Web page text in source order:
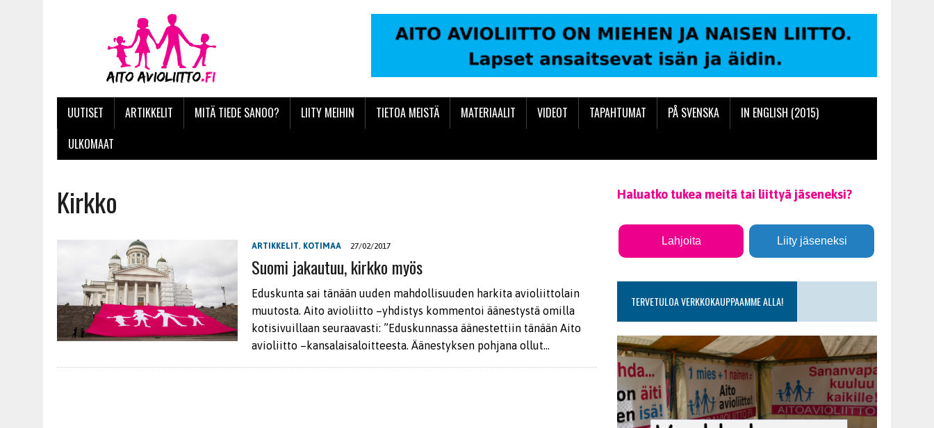
UUTISET ARTIKKELIT MITÄ TIEDE SANOO? LIITY MEIHIN TIETOA MEISTÄ MATERIAALIT VIDEOT TAPAHTUMAT PÅ SVENSKA
IN ENGLISH (2015)
ULKOMAAT
Kirkko
ARTIKKELIT, KOTIMAA 27/02/2017
Suomi jakautuu, kirkko myös
Eduskunta sai tänään uuden mahdollisuuden harkita avioliittolain
muutosta. Aito avioliitto –yhdistys kommentoi äänestystä omilla
kotisivuillaan seuraavasti: ”Eduskunnassa äänestettiin tänään Aito
avioliitto –kansalaisaloitteesta. Äänestyksen pohjana ollut…
Haluatko tukea meitä tai liittyä jäseneksi?
Lahjoita Liity jäseneksi
TERVETULOA VERKKOKAUPPAAMME ALLA!